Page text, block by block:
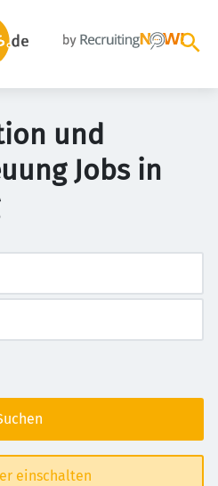
und
Jobs in
einschalten